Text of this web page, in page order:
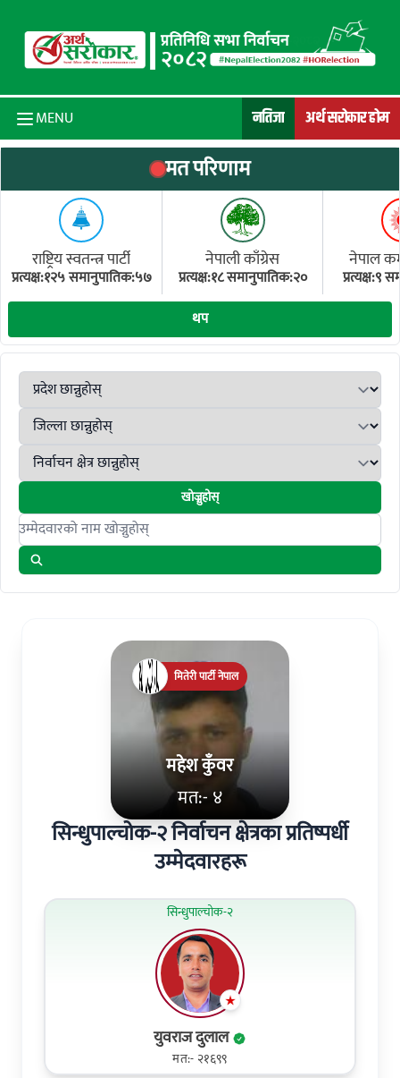
MENU नतिजा अर्थ सरोकार होम
मत परिणाम
राष्ट्रिय स्वतन्त्र पार्टी
प्रत्यक्ष:१२५ समानुपातिक:५७
नेपाली काँग्रेस
प्रत्यक्ष:१८ समानुपातिक:२०
नेपाल
प्रत्यक्ष:९
थप
खोज्नुहोस्
Search candidates
महेश कुँवर
मत:- ४
मितेरी पार्टी नेपाल
सिन्धुपाल्चोक-२ निर्वाचन क्षेत्रका प्रतिष्पर्धी
उम्मेदवारहरू
सिन्धुपाल्चोक-२
युवराज दुलाल
मत:- २१६९९